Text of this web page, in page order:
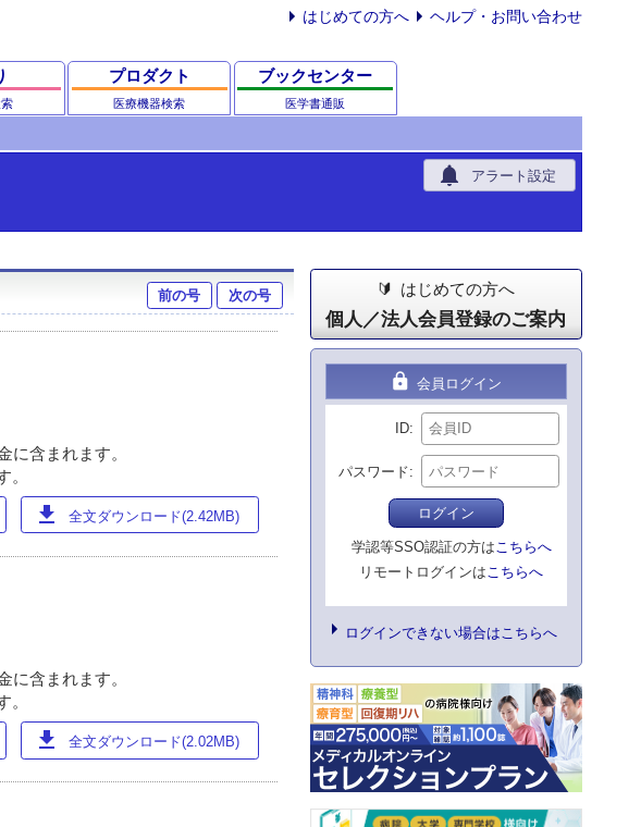
はじめての方へ ヘルプ・お問い合わせ
プロダクト
医療機器検索
ブックセンター
医学書通販
notifications アラート設定
前の号 次の号
に含まれます。
download 全文ダウンロード(2.42MB)
に含まれます。
download 全文ダウンロード(2.02MB)
はじめての方へ
個人／法人会員登録のご案内
lock 会員ログイン
ID
パスワード
ログイン
学認等SSO認証の方はこちらへ
リモートログインはこちらへ
ログインできない場合はこちらへ